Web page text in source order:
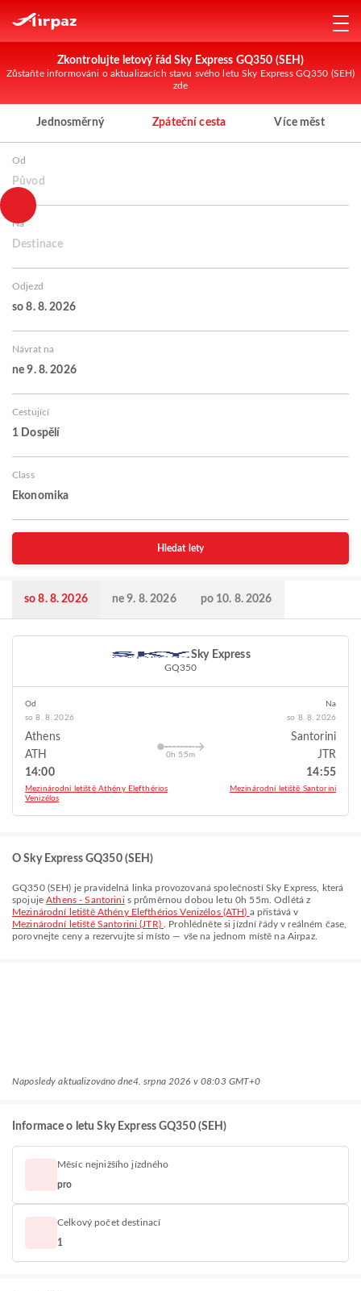
Zkontrolujte letový řád Sky Express GQ350 (SEH)
Zůstaňte informováni o aktualizacích stavu svého letu Sky Express GQ350 (SEH)
zde
Jednosměrný Zpáteční cesta Více měst
Od
Původ
Na
Destinace
Odjezd
so 8. 8. 2026
Návrat na
ne 9. 8. 2026
Cestující
1 Dospělí
Class
Ekonomika
Hledat lety
so 8. 8. 2026 ne 9. 8. 2026 po 10. 8. 2026
Sky Express
GQ350
Od
so 8. 8. 2026
Athens
ATH
14:00
Mezinárodní letiště Athény Elefthérios
Venizélos
0h 55m
Na
so 8. 8. 2026
Santorini
JTR
14:55
Mezinárodní letiště Santorini
O Sky Express GQ350 (SEH)
GQ350(SEH) je pravidelná linka provozovaná společností Sky Express , která
spojujeAthens - Santorini s průměrnou dobou letu0h 55m . Odlétá z
Mezinárodní letiště Athény Elefthérios Venizélos (ATH) a přistává v
Mezinárodní letiště Santorini (JTR)
. Prohlédněte si jízdní řády v reálném čase,
porovnejte ceny a rezervujte si místo — vše na jednom místě na Airpaz.
Naposledy aktualizováno dne4. srpna 2026 v 08:03 GMT+0
Informace o letu Sky Express GQ350 (SEH)
Měsíc nejnižšího jízdného
pro
Celkový počet destinací
1